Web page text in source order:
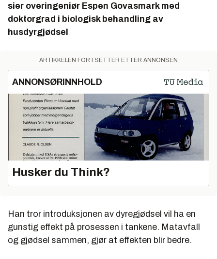
sier overingeniør Espen Govasmark med
doktorgrad i biologisk behandling av
husdyrgjødsel
ARTIKKELEN FORTSETTER ETTER ANNONSEN
ANNONSØRINNHOLD
Husker du Think?
Han tror introduksjonen av dyregjødsel vil ha en
gunstig effekt på prosessen i tankene. Matavfall
og gjødsel sammen, gjør at effekten blir bedre.